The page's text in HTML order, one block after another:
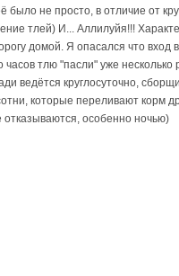
было не просто, в отличие от
тлей) И... Аллилуйя!!!
домой. Я опасался что вход
тлю "пасли" уже несколько
ведётся круглосуточно,
которые переливают корм
особенно ночью)